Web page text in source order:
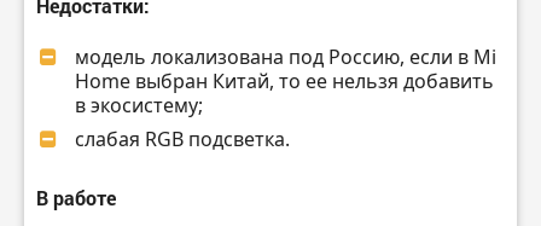
Недостатки:
модель локализована под Россию, если в Mi
Home выбран Китай, то ее нельзя добавить
в экосистему;
слабая RGB подсветка.
В работе